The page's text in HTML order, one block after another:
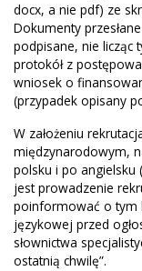
docx, a nie pdf) ze
Dokumenty
podpisane, nie licząc
protokół z
wniosek o
(przypadek opisany
W założeniu
międzynarodowym,
polsku i po angielsku
jest prowadzenie
poinformować o tym
językowej przed
słownictwa
ostatnią chwilę”.